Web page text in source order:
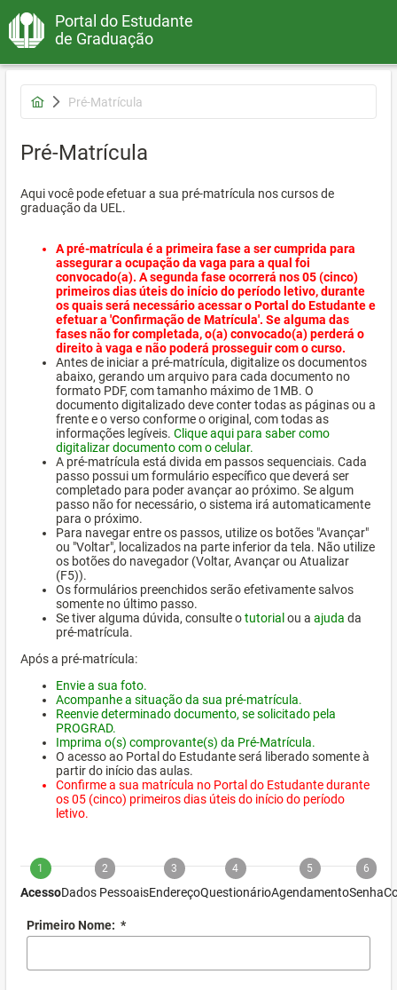
Portal do Estudante
de Graduação
Pré-Matrícula
Pré-Matrícula
Aqui você pode efetuar a sua pré-matrícula nos cursos de
graduação da UEL.
A pré-matrícula é a primeira fase a ser cumprida para
assegurar a ocupação da vaga para a qual foi
convocado(a). A segunda fase ocorrerá nos 05 (cinco)
primeiros dias úteis do início do período letivo, durante
os quais será necessário acessar o Portal do Estudante e
efetuar a 'Confirmação de Matrícula'. Se alguma das
fases não for completada, o(a) convocado(a) perderá o
direito à vaga e não poderá prosseguir com o curso.
Antes de iniciar a pré-matrícula, digitalize os documentos
abaixo, gerando um arquivo para cada documento no
formato PDF, com tamanho máximo de 1MB. O
documento digitalizado deve conter todas as páginas ou a
frente e o verso conforme o original, com todas as
informações legíveis. Clique aqui para saber como
digitalizar documento com o celular.
A pré-matrícula está divida em passos sequenciais. Cada
passo possui um formulário específico que deverá ser
completado para poder avançar ao próximo. Se algum
passo não for necessário, o sistema irá automaticamente
para o próximo.
Para navegar entre os passos, utilize os botões "Avançar"
ou "Voltar", localizados na parte inferior da tela. Não utilize
os botões do navegador (Voltar, Avançar ou Atualizar
(F5)).
Os formulários preenchidos serão efetivamente salvos
somente no último passo.
Se tiver alguma dúvida, consulte otutorial ou a ajuda da
pré-matrícula.
Após a pré-matrícula:
Envie a sua foto.
Acompanhe a situação da sua pré-matrícula.
Reenvie determinado documento, se solicitado pela
PROGRAD.
Imprima o(s) comprovante(s) da Pré-Matrícula.
O acesso ao Portal do Estudante será liberado somente à
partir do início das aulas.
Confirme a sua matrícula no Portal do Estudante durante
os 05 (cinco) primeiros dias úteis do início do período
letivo.
1
Acesso
2
Dados Pessoais
3
Endereço
4
Questionário
5
Agendamento
6
Senha
Primeiro Nome: *